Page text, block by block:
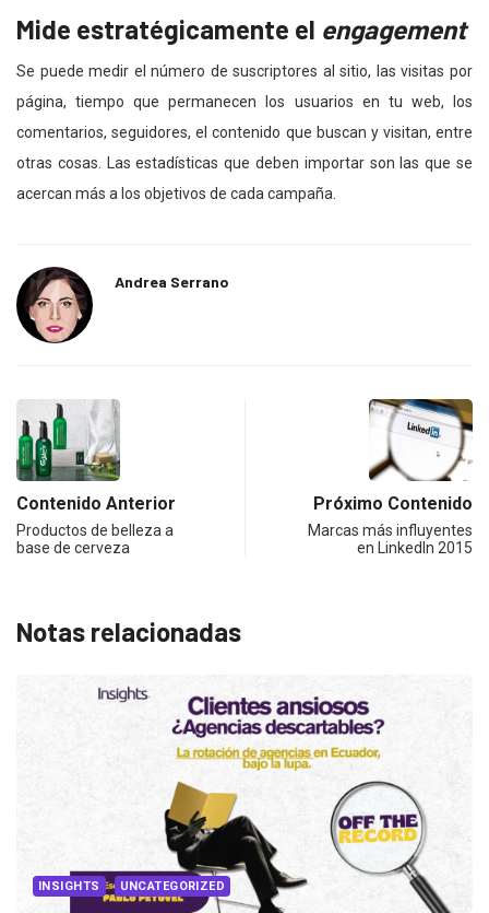
Mide estratégicamente el engagement
Se puede medir el número de suscriptores al sitio, las visitas por
página, tiempo que permanecen los usuarios en tu web, los
comentarios, seguidores, el contenido que buscan y visitan, entre
otras cosas. Las estadísticas que deben importar son las que se
acercan más a los objetivos de cada campaña.
Andrea Serrano
Contenido Anterior
Productos de belleza a
base de cerveza
Próximo Contenido
Marcas más influyentes
en LinkedIn 2015
Notas relacionadas